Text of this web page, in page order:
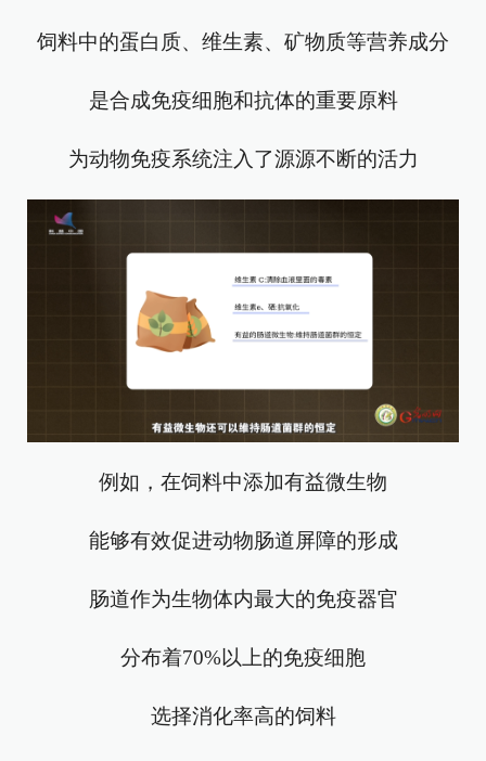
饲料中的蛋白质、维生素、矿物质等营养成分
是合成免疫细胞和抗体的重要原料
为动物免疫系统注入了源源不断的活力
例如，在饲料中添加有益微生物
能够有效促进动物肠道屏障的形成
肠道作为生物体内最大的免疫器官
分布着70%以上的免疫细胞
选择消化率高的饲料